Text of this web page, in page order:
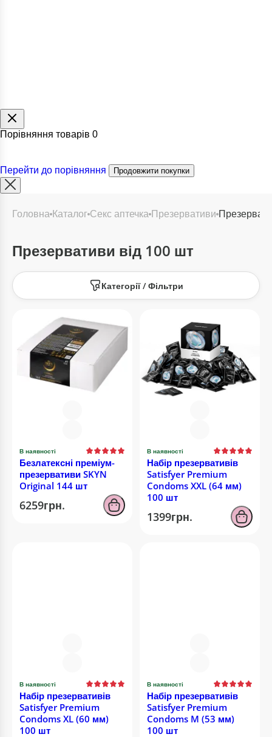
Порівняння товарів 0
Перейти до порівняння Продовжити покупки
головна каталог секс аптечка презервативи
Презервативи від 100 шт
Категорії / Фільтри
В наявності
Безлатексні преміум-
презервативи SKYN
Original 144 шт
6259грн.
В наявності
Набір презервативів
Satisfyer Premium
Condoms XXL (64 мм)
100 шт
1399грн.
В наявності
Набір презервативів
Satisfyer Premium
Condoms XL (60 мм)
100 шт
В наявності
Набір презервативів
Satisfyer Premium
Condoms M (53 мм)
100 шт